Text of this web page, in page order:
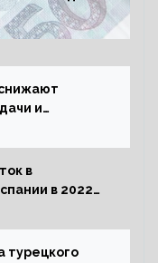
и
в
в 2022
турецкого